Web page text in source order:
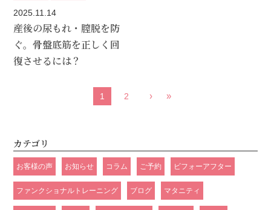
2025.11.14
産後の尿もれ・膣脱を防
ぐ。骨盤底筋を正しく回
復させるには？
1 2 › »
カテゴリ
お客様の声 お知らせ コラム ご予約 ビフォーアフター
ファンクショナルトレーニング ブログ マタニティ